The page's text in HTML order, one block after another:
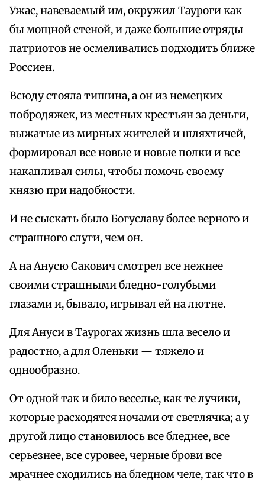
Ужас, навеваемый им, окружил Тауроги как
бы мощной стеной, и даже большие отряды
патриотов не осмеливались подходить ближе
Россиен.
Всюду стояла тишина, а он из немецких
побродяжек, из местных крестьян за деньги,
выжатые из мирных жителей и шляхтичей,
формировал все новые и новые полки и все
накапливал силы, чтобы помочь своему
князю при надобности.
И не сыскать было Богуславу более верного и
страшного слуги, чем он.
А на Анусю Сакович смотрел все нежнее
своими страшными бледно-голубыми
глазами и, бывало, игрывал ей на лютне.
Для Ануси в Таурогах жизнь шла весело и
радостно, а для Оленьки — тяжело и
однообразно.
От одной так и било веселье, как те лучики,
которые расходятся ночами от светлячка; а у
другой лицо становилось все бледнее, все
серьезнее, все суровее, черные брови все
мрачнее сходились на бледном челе, так что в